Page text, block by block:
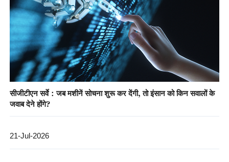
सीजीटीएन सर्वे：जब मशीनें सोचना शुरू कर देंगी, तो इंसान को किन सवालों के
जवाब देने होंगे?
21-Jul-2026